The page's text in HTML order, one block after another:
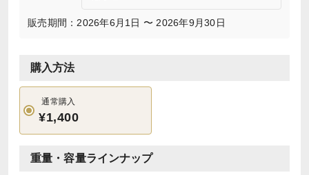
販売期間：2026年6月1日 〜 2026年9月30日
購入方法
通常購入
¥1,400
重量・容量ラインナップ